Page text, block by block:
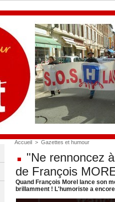
Accueil > Gazettes et humour
"Ne rennoncez
de François
Quand François Morel lance son
brillamment ! L'humoriste a